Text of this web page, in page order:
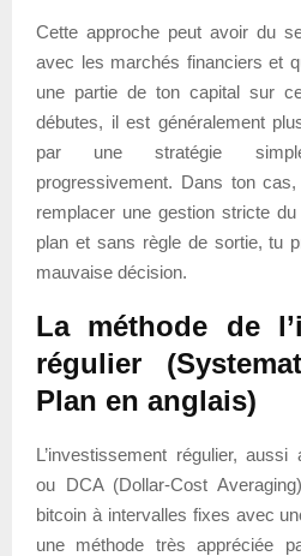
Cette approche peut avoir du
avec les marchés financiers et
une partie de ton capital sur
débutes, il est généralement
par une stratégie
progressivement. Dans ton
remplacer une gestion stricte
plan et sans règle de sortie, tu
mauvaise décision.
La méthode de
régulier
Plan en anglais)
L’investissement régulier,
ou DCA (Dollar-Cost
bitcoin à intervalles fixes avec
une méthode très appréciée